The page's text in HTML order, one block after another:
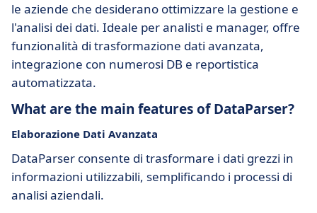
le aziende che desiderano ottimizzare la gestione e
l'analisi dei dati. Ideale per analisti e manager, offre
funzionalità di trasformazione dati avanzata,
integrazione con numerosi DB e reportistica
automatizzata.
What are the main features of DataParser?
Elaborazione Dati Avanzata
DataParser consente di trasformare i dati grezzi in
informazioni utilizzabili, semplificando i processi di
analisi aziendali.